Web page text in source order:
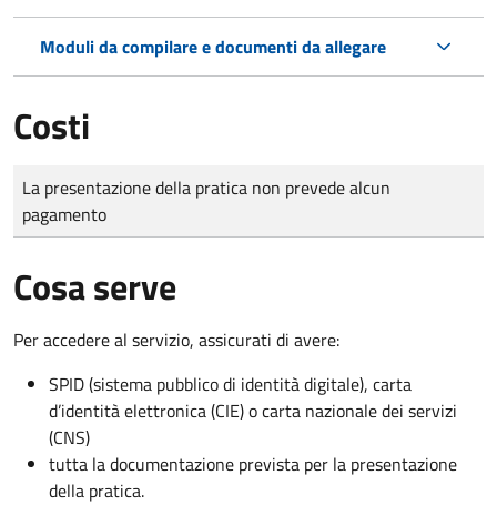
Moduli da compilare e documenti da allegare
Costi
Tipo di pagamento
Importo
La presentazione della pratica non prevede alcun
pagamento
Cosa serve
Per accedere al servizio, assicurati di avere:
SPID (sistema pubblico di identità digitale), carta
d’identità elettronica (CIE) o carta nazionale dei servizi
(CNS)
tutta la documentazione prevista per la presentazione
della pratica.